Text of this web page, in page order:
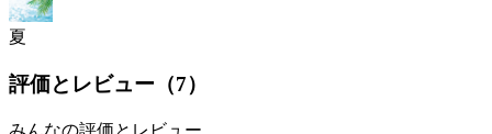
夏
評価とレビュー（7）
みんなの評価とレビュー